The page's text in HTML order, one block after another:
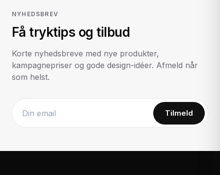
NYHEDSBREV
Få tryktips og tilbud
Korte nyhedsbreve med nye produkter,
kampagnepriser og gode design-idéer. Afmeld når
som helst.
Tilmeld